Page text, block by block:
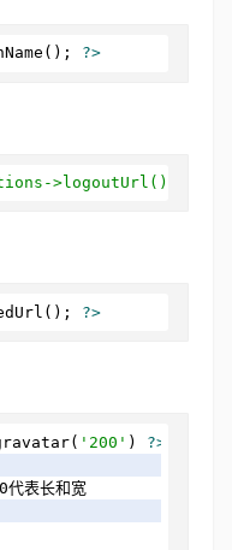
?>
>logoutUrl(); ?>"
?>
'200' ) ?>
表长和宽